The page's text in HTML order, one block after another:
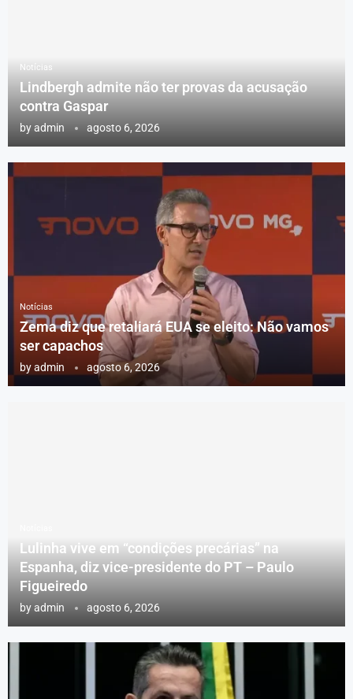
Notícias
Lindbergh admite não ter provas da acusação
contra Gaspar
byadmin agosto 6, 2026
Notícias
Zema diz que retaliará EUA se eleito: Não vamos
ser capachos
byadmin agosto 6, 2026
Lulinha vive em “condições precárias” na
Espanha, diz vice-presidente do PT – Paulo
Figueiredo
byadmin agosto 6, 2026